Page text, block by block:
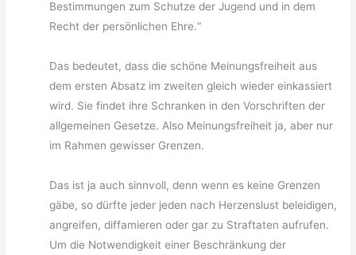
Bestimmungen zum Schutze der Jugend und in dem
Recht der persönlichen Ehre.“
Das bedeutet, dass die schöne Meinungsfreiheit aus
dem ersten Absatz im zweiten gleich wieder einkassiert
wird. Sie findet ihre Schranken in den Vorschriften der
allgemeinen Gesetze. Also Meinungsfreiheit ja, aber nur
im Rahmen gewisser Grenzen.
Das ist ja auch sinnvoll, denn wenn es keine Grenzen
gäbe, so dürfte jeder jeden nach Herzenslust beleidigen,
angreifen, diffamieren oder gar zu Straftaten aufrufen.
Um die Notwendigkeit einer Beschränkung der